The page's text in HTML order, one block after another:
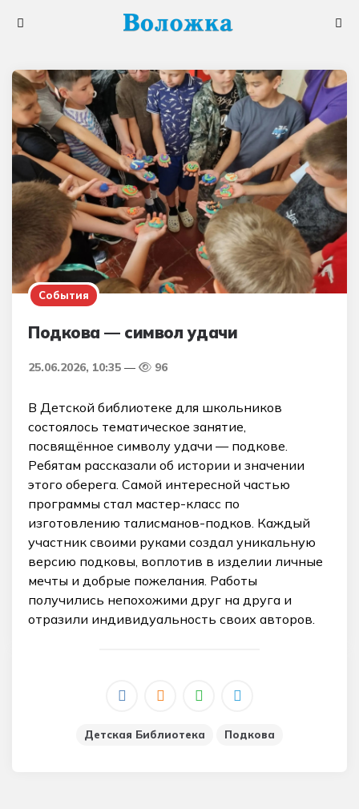
События
Подкова — символ удачи
25.06.2026, 10:35 96
В Детской библиотеке для школьников
состоялось тематическое занятие,
посвящённое символу удачи — подкове.
Ребятам рассказали об истории и значении
этого оберега. Самой интересной частью
программы стал мастер-класс по
изготовлению талисманов-подков. Каждый
участник своими руками создал уникальную
версию подковы, воплотив в изделии личные
мечты и добрые пожелания. Работы
получились непохожими друг на друга и
отразили индивидуальность своих авторов.
Детская Библиотека Подкова